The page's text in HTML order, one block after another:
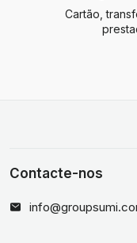
Cartão,
Contacte-nos